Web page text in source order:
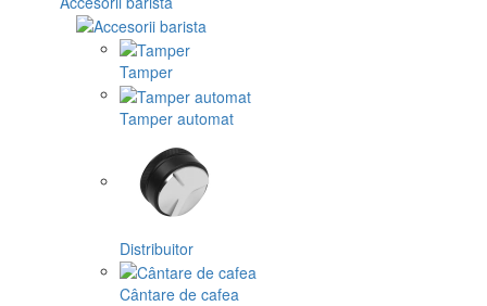
Tamper
Tamper automat
Distribuitor
Cântare de cafea